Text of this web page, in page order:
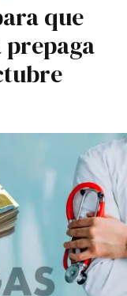
que